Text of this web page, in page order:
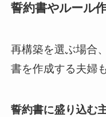
誓約書やルール
再構築を選ぶ場合
書を作成する夫婦
誓約書に盛り込む